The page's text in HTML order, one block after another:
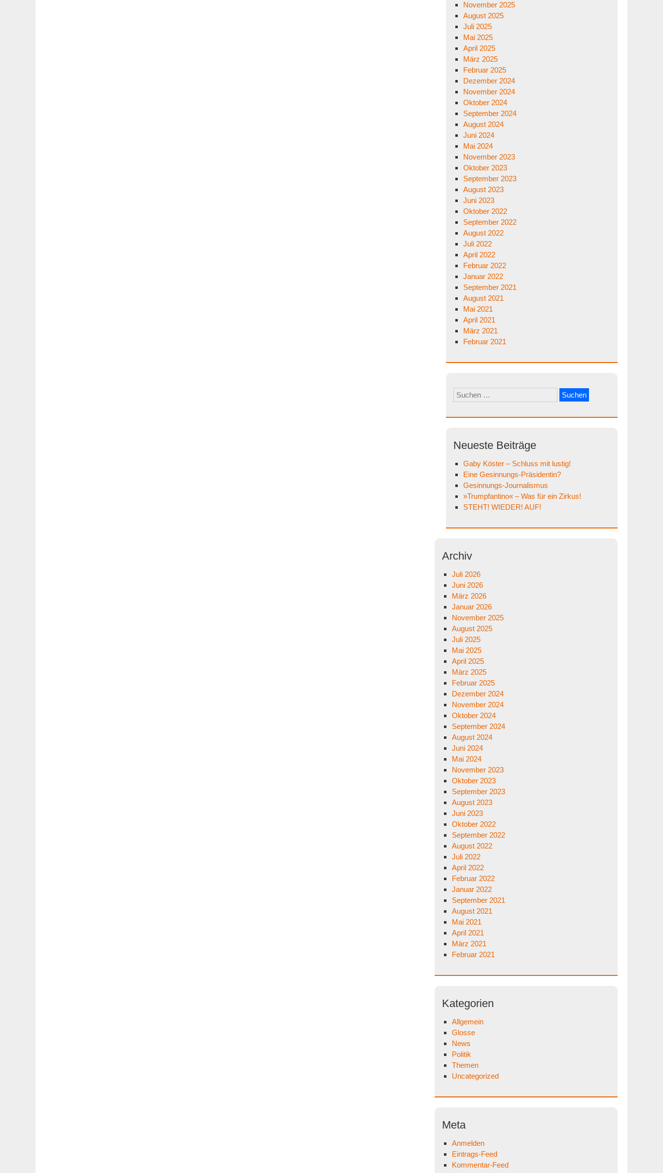
November 2025
August 2025
Juli 2025
Mai 2025
April 2025
März 2025
Februar 2025
Dezember 2024
November 2024
Oktober 2024
September 2024
August 2024
Juni 2024
Mai 2024
November 2023
Oktober 2023
September 2023
August 2023
Juni 2023
Oktober 2022
September 2022
August 2022
Juli 2022
April 2022
Februar 2022
Januar 2022
September 2021
August 2021
Mai 2021
April 2021
März 2021
Februar 2021
Suchen
nach:
Neueste Beiträge
Gaby Köster – Schluss mit lustig!
Eine Gesinnungs-Präsidentin?
Gesinnungs-Journalismus
»Trumpfantino« – Was für ein Zirkus!
STEHT! WIEDER! AUF!
Archiv
Juli 2026
Juni 2026
März 2026
Januar 2026
November 2025
August 2025
Juli 2025
Mai 2025
April 2025
März 2025
Februar 2025
Dezember 2024
November 2024
Oktober 2024
September 2024
August 2024
Juni 2024
Mai 2024
November 2023
Oktober 2023
September 2023
August 2023
Juni 2023
Oktober 2022
September 2022
August 2022
Juli 2022
April 2022
Februar 2022
Januar 2022
September 2021
August 2021
Mai 2021
April 2021
März 2021
Februar 2021
Kategorien
Allgemein
Glosse
News
Politik
Themen
Uncategorized
Meta
Anmelden
Eintrags-Feed
Kommentar-Feed